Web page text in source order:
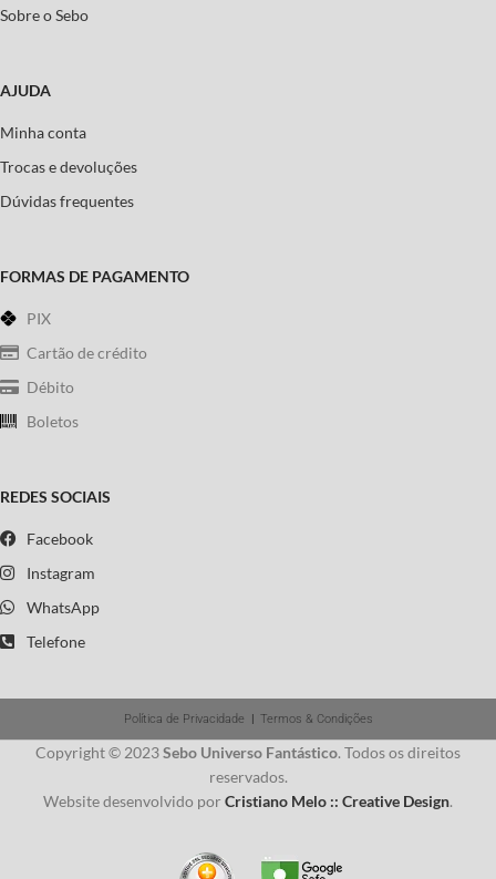
Sobre o Sebo
AJUDA
Minha conta
Trocas e devoluções
Dúvidas frequentes
FORMAS DE PAGAMENTO
PIX
Cartão de crédito
Débito
Boletos
REDES SOCIAIS
Facebook
Instagram
WhatsApp
Telefone
Política de Privacidade | Termos & Condições
Copyright © 2023Sebo Universo Fantástico. Todos os direitos
reservados.
Website desenvolvido por Cristiano Melo :: Creative Design.